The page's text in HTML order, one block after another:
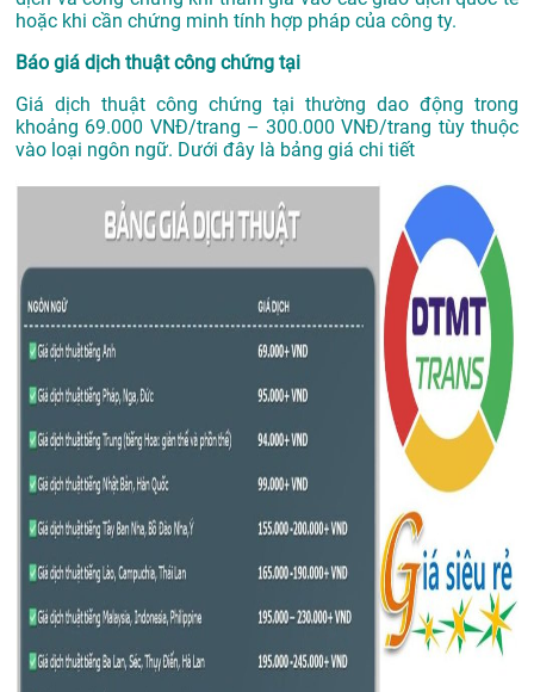
hoặc khi cần chứng minh tính hợp pháp của công ty.
Báo giá dịch thuật công chứng tại
Giá dịch thuật công chứng tại thường dao động trong
khoảng 69.000 VNĐ/trang – 300.000 VNĐ/trang tùy thuộc
vào loại ngôn ngữ. Dưới đây là bảng giá chi tiết